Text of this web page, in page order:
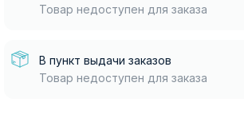
Товар недоступен для заказа
В пункт выдачи заказов
Товар недоступен для заказа